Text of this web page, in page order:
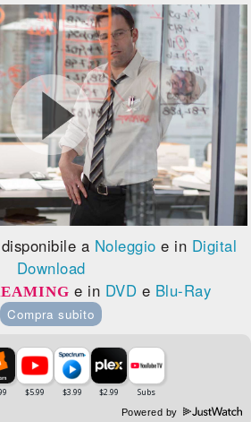
a Noleggio e in Digital
Download
e in DVD e Blu-Ray
Compra subito
Powered by